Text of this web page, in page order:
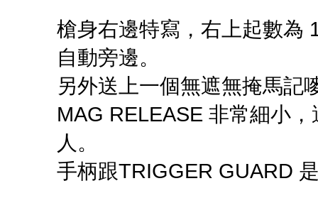
槍身右邊特寫，右上起數為
自動旁邊。
另外送上一個無遮無掩馬記
MAG RELEASE 非常細小
人。
手柄跟TRIGGER GUARD